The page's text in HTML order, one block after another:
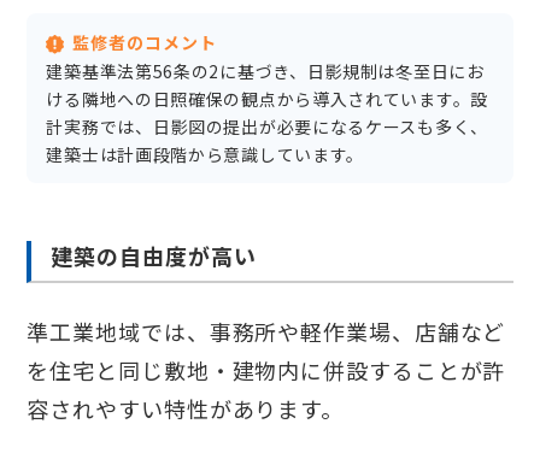
監修者のコメント
建築基準法第56条の2に基づき、日影規制は冬至日にお
ける隣地への日照確保の観点から導入されています。設
計実務では、日影図の提出が必要になるケースも多く、
建築士は計画段階から意識しています。
建築の自由度が高い
準工業地域では、事務所や軽作業場、店舗など
を住宅と同じ敷地・建物内に併設することが許
容されやすい特性があります。